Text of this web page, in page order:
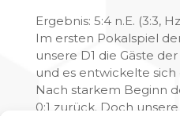
Ergebnis: 5:4 n.E. (3:3,
Im ersten Pokalspiel
unsere D1 die Gäste
und es entwickelte
Nach starkem Beginn
0:1 zurück. Doch